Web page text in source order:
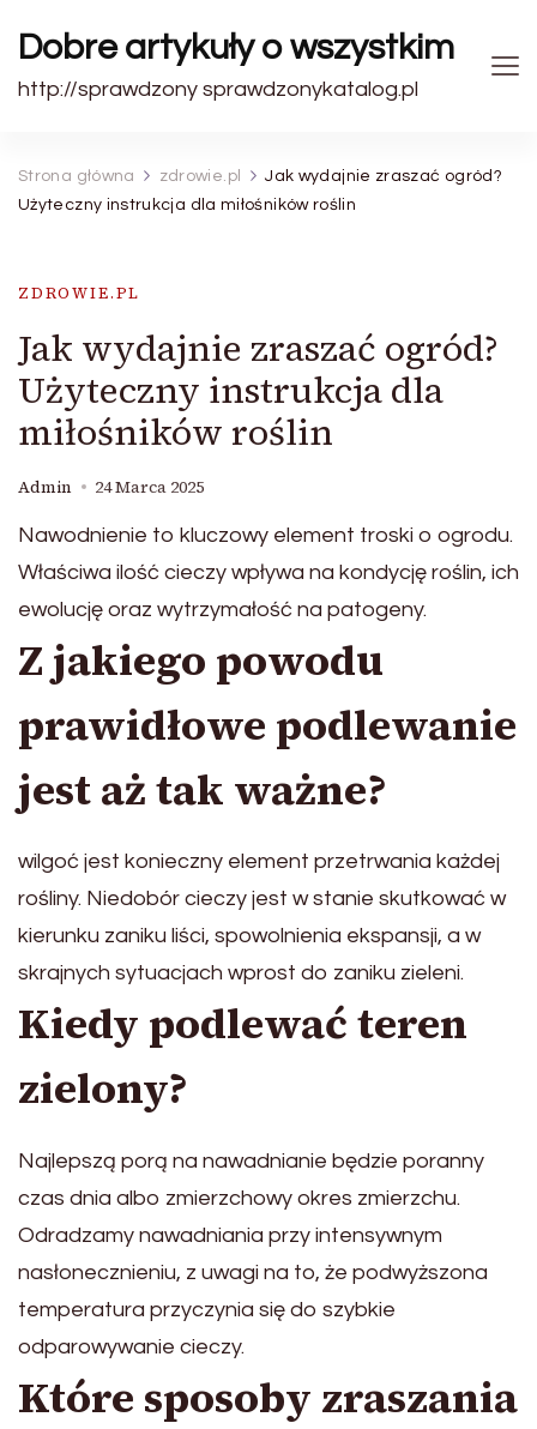
Dobre artykuły o wszystkim
http://sprawdzony sprawdzonykatalog.pl
Strona główna zdrowie.pl
Jak wydajnie zraszać ogród?
Użyteczny instrukcja dla miłośników roślin
ZDROWIE.PL
Jak wydajnie zraszać ogród?
Użyteczny instrukcja dla
miłośników roślin
Admin 24 Marca 2025
Nawodnienie to kluczowy element troski o ogrodu.
Właściwa ilość cieczy wpływa na kondycję roślin, ich
ewolucję oraz wytrzymałość na patogeny.
Z jakiego powodu
prawidłowe podlewanie
jest aż tak ważne?
wilgoć jest konieczny element przetrwania każdej
rośliny. Niedobór cieczy jest w stanie skutkować w
kierunku zaniku liści, spowolnienia ekspansji, a w
skrajnych sytuacjach wprost do zaniku zieleni.
Kiedy podlewać teren
zielony?
Najlepszą porą na nawadnianie będzie poranny
czas dnia albo zmierzchowy okres zmierzchu.
Odradzamy nawadniania przy intensywnym
nasłonecznieniu, z uwagi na to, że podwyższona
temperatura przyczynia się do szybkie
odparowywanie cieczy.
Które sposoby zraszania